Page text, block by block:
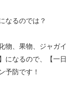
なるのでは？
物、果物、ジャガイ
になるので、【一日
予防です！